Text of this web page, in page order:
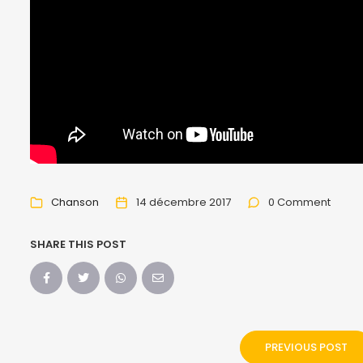
Chanson 14 décembre 2017 0 Comment
SHARE THIS POST
PREVIOUS POST